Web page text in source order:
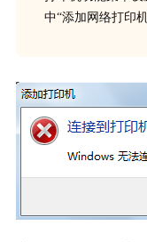
中“添加网络打印